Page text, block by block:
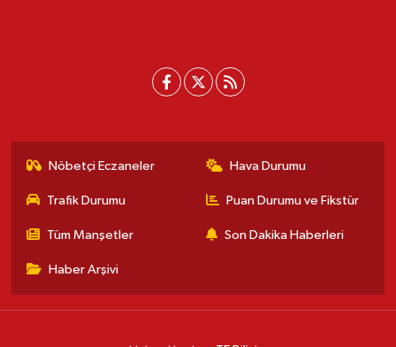
Nöbetçi Eczaneler Hava Durumu
Trafik Durumu Puan Durumu ve Fikstür
Tüm Manşetler Son Dakika Haberleri
Haber Arşivi